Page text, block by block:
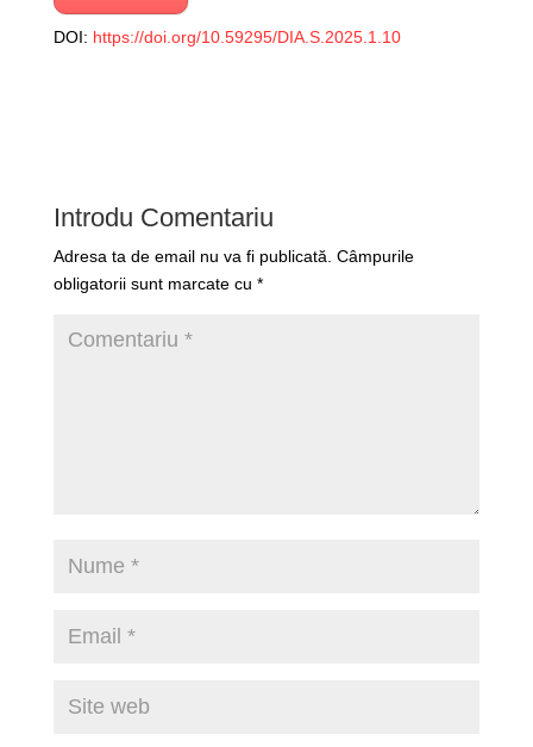
DOI: https://doi.org/10.59295/DIA.S.2025.1.10
Introdu Comentariu
Adresa ta de email nu va fi publicată. Câmpurile
obligatorii sunt marcate cu *